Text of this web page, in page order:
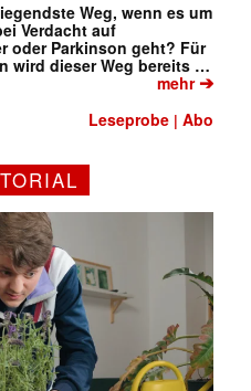
Weg, wenn es um
Verdacht auf
oder Parkinson geht? Für
wird dieser Weg bereits …
mehr➔
Leseprobe |Abo